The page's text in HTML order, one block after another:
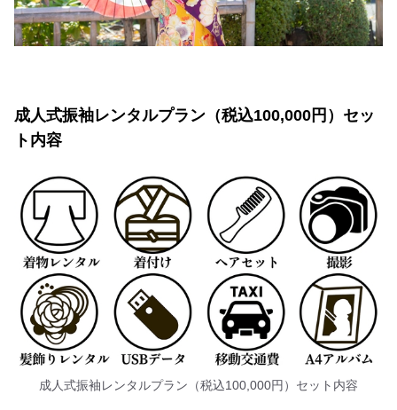
成人式振袖レンタルプラン（税込100,000円）セッ
ト内容
成人式振袖レンタルプラン（税込100,000円）セット内容